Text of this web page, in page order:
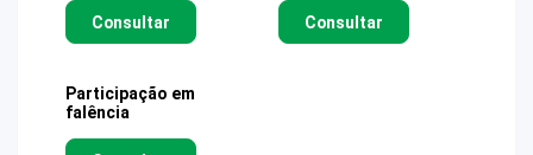
Consultar Consultar
Participação em
falência